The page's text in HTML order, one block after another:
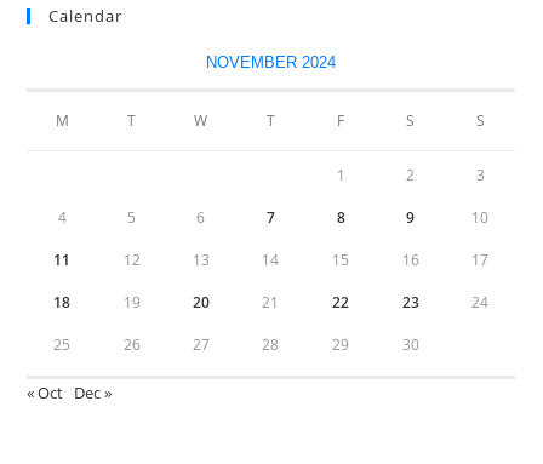
Calendar
NOVEMBER 2024
M T W T F S S
1 2 3
4 5 6 7 8 9 10
11 12 13 14 15 16 17
18 19 20 21 22 23 24
25 26 27 28 29 30
« Oct Dec »